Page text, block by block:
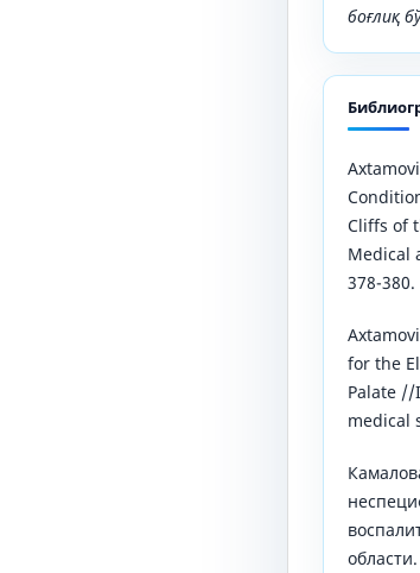
боғлиқ
Cliffs of
Medical
378-380.
for the
Palate
medical